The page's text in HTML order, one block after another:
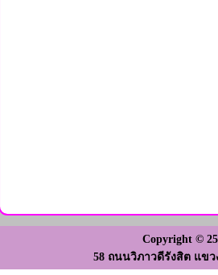
Copyright ©
58 ถนนวิภาวดีรังสิต แขว